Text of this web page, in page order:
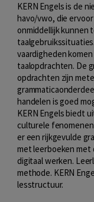
KERN Engels is de
havo/vwo, die
onmiddellijk kunnen
vaardigheden
taalopdrachten. De
opdrachten zijn
handelen is goed
KERN Engels biedt
culturele
er een rijkgevulde
met leerboeken met
digitaal werken.
methode. KERN
lesstructuur.